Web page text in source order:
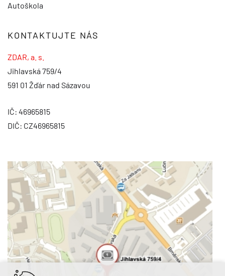
Autoškola
KONTAKTUJTE NÁS
ZDAR, a. s.
Jihlavská 759/4
591 01 Žďár nad Sázavou
IČ: 46965815
DIČ: CZ46965815